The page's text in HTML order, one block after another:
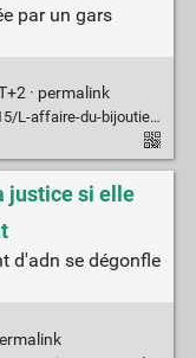
par un gars
· permalink
du-bijoutier-de-Nice
justice si elle
d'adn se dégonfle